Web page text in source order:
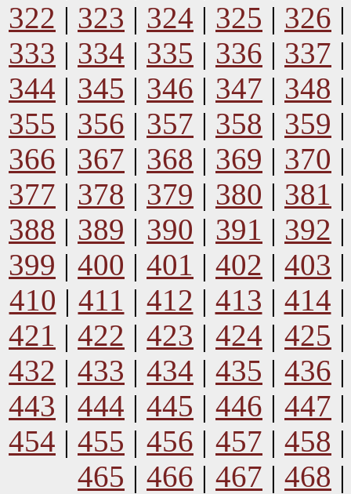
322 | 323 | 324 | 325 | 326
333 | 334 | 335 | 336 | 337
344 | 345 | 346 | 347 | 348
355 | 356 | 357 | 358 | 359
366 | 367 | 368 | 369 | 370
377 | 378 | 379 | 380 | 381
388 | 389 | 390 | 391 | 392
399 | 400 | 401 | 402 | 403
410 | 411 | 412 | 413 | 414
421 | 422 | 423 | 424 | 425
432 | 433 | 434 | 435 | 436
443 | 444 | 445 | 446 | 447
454 | 455 | 456 | 457 | 458
465 | 466 | 467 | 468